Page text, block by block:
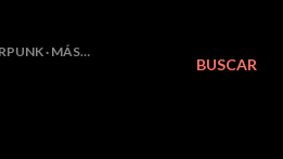
BUSCAR
MÁS…